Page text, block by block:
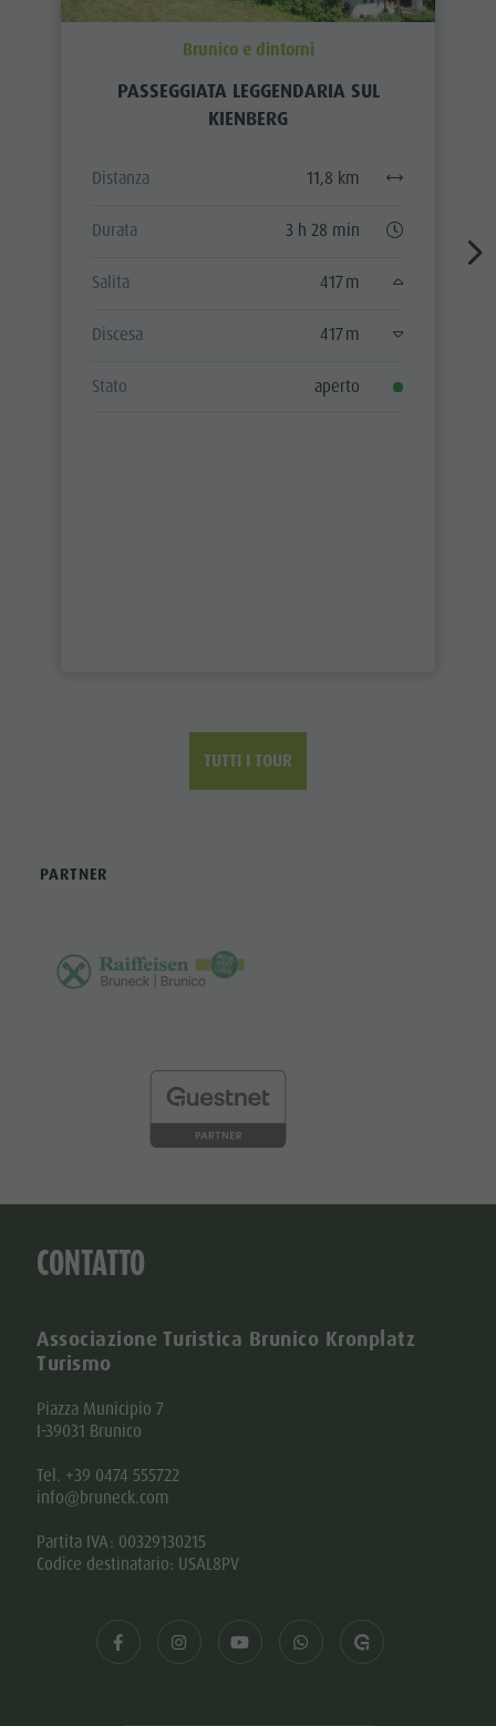
Brunico e dintorni
PASSEGGIATA LEGGENDARIA SUL
KIENBERG
Distanza 11,8 km
Durata 3 h 28 min
Salita 417 m
Discesa 417 m
Stato aperto
TUTTI I TOUR
PARTNER
CONTATTO
Associazione Turistica Brunico Kronplatz
Turismo
Piazza Municipio 7
I-39031 Brunico
Tel. +39 0474 555722
info@bruneck.com
Partita IVA: 00329130215
Codice destinatario: USAL8PV